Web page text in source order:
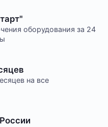
отзывов
о популярном
Так мы улучшаем
⁠магазина.
вы можете выбрать
только
заказа, с вами
компании наличными
оборудования за 24
на все